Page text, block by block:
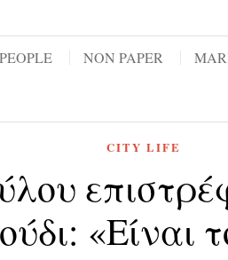
PEOPLE NON PAPER
CITY LIFE
«Είναι